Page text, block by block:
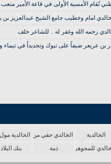
الأولى في قاعة الأمير متعب بن عبد العزيز آل سعود
امام وخطيب جامع الشيخ عبدالعزيز
‏رحمه الله وغفر له .. للشاعر خلف
بن عريعر ضيفاً على تبوك وتحديداً في تيماء
الخالدية الخالدي حقي من الدنياالخالدية
للمجوهرات ذمة بنك البلاد